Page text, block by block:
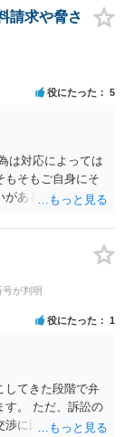
請求や脅さ
役にたった 5
は対応によっては
もそもご自身にそ
があるでしょう。
が判明
役にたった 1
してきた段階で弁
す。 ただ、訴訟の
渉に比べて高くな